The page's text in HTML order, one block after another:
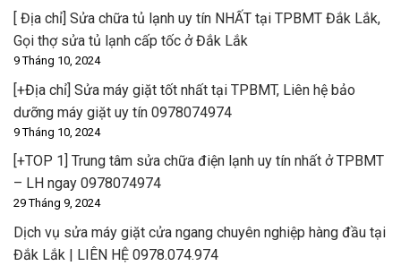
[ Địa chỉ] Sửa chữa tủ lạnh uy tín NHẤT tại TPBMT Đắk Lắk,
Gọi thợ sửa tủ lạnh cấp tốc ở Đắk Lắk
9 Tháng 10, 2024
[+Địa chỉ] Sửa máy giặt tốt nhất tại TPBMT, Liên hệ bảo
dưỡng máy giặt uy tín 0978074974
9 Tháng 10, 2024
[+TOP 1] Trung tâm sửa chữa điện lạnh uy tín nhất ở TPBMT
– LH ngay 0978074974
29 Tháng 9, 2024
Dịch vụ sửa máy giặt cửa ngang chuyên nghiệp hàng đầu tại
Đắk Lắk | LIÊN HỆ 0978.074.974